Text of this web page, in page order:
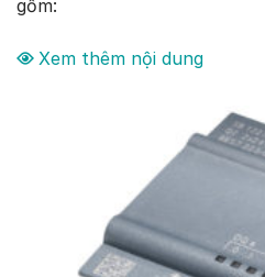
gồm:
Xem thêm nội dung